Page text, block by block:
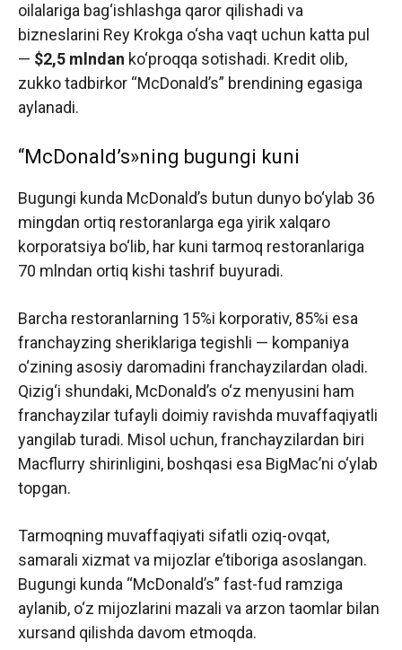
oilalariga bag‘ishlashga qaror qilishadi va
bizneslarini Rey Krokga o‘sha vaqt uchun katta pul
— $2,5 mlndan ko‘proqqa sotishadi. Kredit olib,
zukko tadbirkor “McDonald’s” brendining egasiga
aylanadi.
“McDonald’s»ning bugungi kuni
Bugungi kunda McDonald’s butun dunyo bo‘ylab 36
mingdan ortiq restoranlarga ega yirik xalqaro
korporatsiya bo‘lib, har kuni tarmoq restoranlariga
70 mlndan ortiq kishi tashrif buyuradi.
Barcha restoranlarning 15%i korporativ, 85%i esa
franchayzing sheriklariga tegishli — kompaniya
o‘zining asosiy daromadini franchayzilardan oladi.
Qizig‘i shundaki, McDonald’s o‘z menyusini ham
franchayzilar tufayli doimiy ravishda muvaffaqiyatli
yangilab turadi. Misol uchun, franchayzilardan biri
Macflurry shirinligini, boshqasi esa BigMac’ni o‘ylab
topgan.
Tarmoqning muvaffaqiyati sifatli oziq-ovqat,
samarali xizmat va mijozlar e’tiboriga asoslangan.
Bugungi kunda “McDonald’s” fast-fud ramziga
aylanib, o‘z mijozlarini mazali va arzon taomlar bilan
xursand qilishda davom etmoqda.